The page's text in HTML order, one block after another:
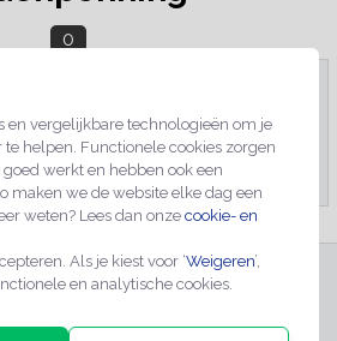
en vergelijkbare technologieën om je
te helpen. Functionele cookies zorgen
werkt en hebben ook een
maken we de website elke dag een
weten? Lees dan onze cookie- en
Als je kiest voor ‘Weigeren’,
en analytische cookies.
0
gevonden!...